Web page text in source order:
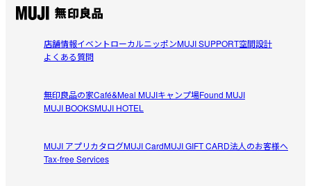
店舗情報イベントローカルニッポンMUJI SUPPORT空間設計
よくある質問
無印良品の家Café&Meal MUJIキャンプ場Found MUJI
MUJI BOOKSMUJI HOTEL
MUJI アプリカタログMUJI CardMUJI GIFT CARD法人のお客様へ
Tax-free Services